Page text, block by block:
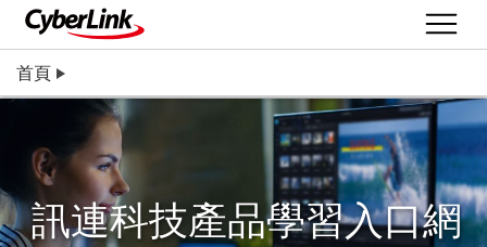
首頁
訊連科技產品學習入口網